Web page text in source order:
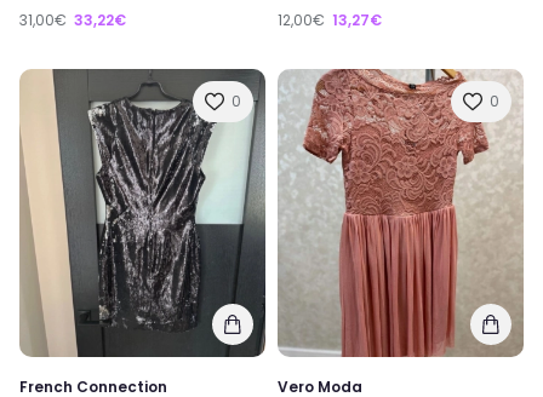
31,00€ 33,22€ 12,00€ 13,27€
0
French Connection
0
Vero Moda